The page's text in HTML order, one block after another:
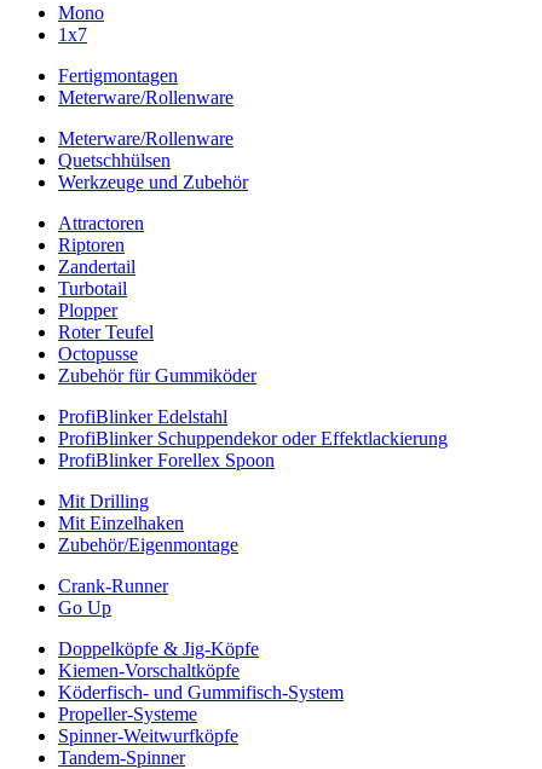
Mono
1x7
Fertigmontagen
Meterware/Rollenware
Meterware/Rollenware
Quetschhülsen
Werkzeuge und Zubehör
Attractoren
Riptoren
Zandertail
Turbotail
Plopper
Roter Teufel
Octopusse
Zubehör für Gummiköder
ProfiBlinker Edelstahl
ProfiBlinker Schuppendekor oder Effektlackierung
ProfiBlinker Forellex Spoon
Mit Drilling
Mit Einzelhaken
Zubehör/Eigenmontage
Crank-Runner
Go Up
Doppelköpfe & Jig-Köpfe
Kiemen-Vorschaltköpfe
Köderfisch- und Gummifisch-System
Propeller-Systeme
Spinner-Weitwurfköpfe
Tandem-Spinner